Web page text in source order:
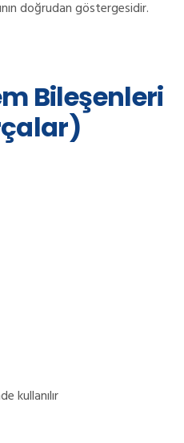
doğrudan göstergesidir.
Bileşenleri
kullanılır